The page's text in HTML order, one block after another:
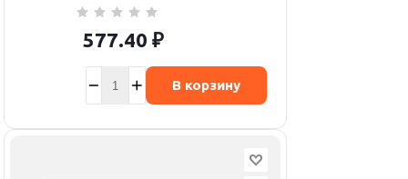
577.40 ₽
В корзину